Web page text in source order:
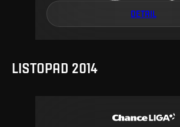
DETAIL
LISTOPAD 2014